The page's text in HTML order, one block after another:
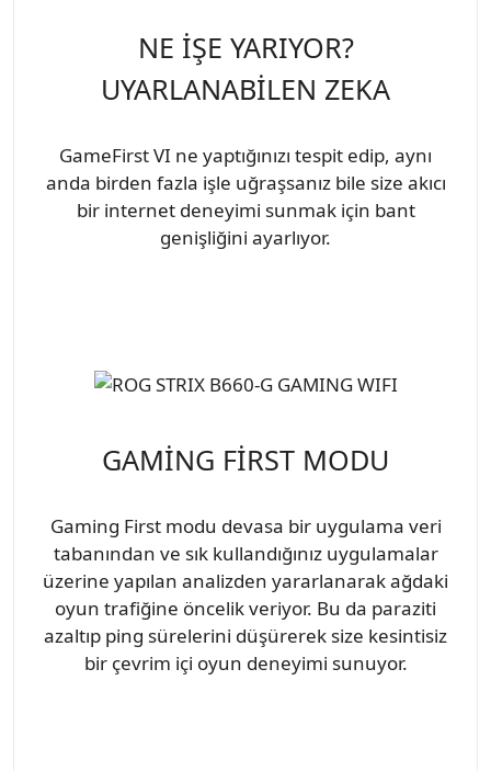
NE İŞE YARIYOR?
UYARLANABİLEN ZEKA
GameFirst VI ne yaptığınızı tespit edip, aynı
anda birden fazla işle uğraşsanız bile size akıcı
bir internet deneyimi sunmak için bant
genişliğini ayarlıyor.
GAMİNG FİRST MODU
Gaming First modu devasa bir uygulama veri
tabanından ve sık kullandığınız uygulamalar
üzerine yapılan analizden yararlanarak ağdaki
oyun trafiğine öncelik veriyor. Bu da paraziti
azaltıp ping sürelerini düşürerek size kesintisiz
bir çevrim içi oyun deneyimi sunuyor.